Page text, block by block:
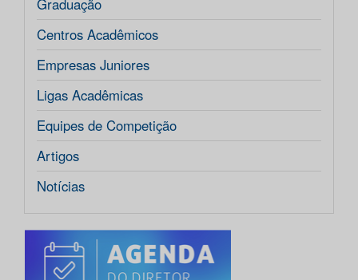
Graduação
Centros Acadêmicos
Empresas Juniores
Ligas Acadêmicas
Equipes de Competição
Artigos
Notícias